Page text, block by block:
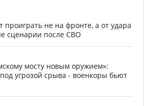
проиграть не на фронте, а от удара
сценарии после СВО
мосту новым оружием»:
угрозой срыва - военкоры бьют